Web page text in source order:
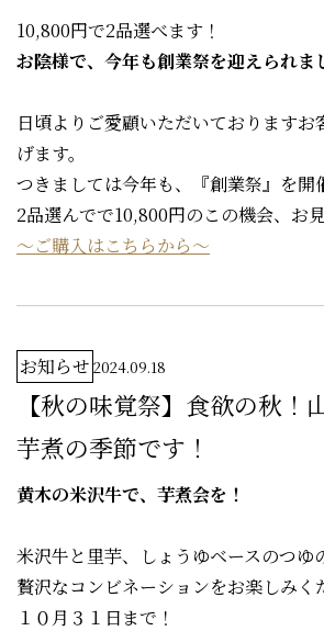
10,800円で2品選べます！
お陰様で、今年も創業祭を迎えられま
日頃よりご愛顧いただいておりますお
げます。
つきましては今年も、『創業祭』を開
2品選んでで10,800円のこの機会、お
～ご購入はこちらから～
お知らせ 2024.09.18
【秋の味覚祭】食欲の秋！
芋煮の季節です！
黄木の米沢牛で、芋煮会を！
米沢牛と里芋、しょうゆベースのつゆ
贅沢なコンビネーションをお楽しみく
１０月３１日まで！